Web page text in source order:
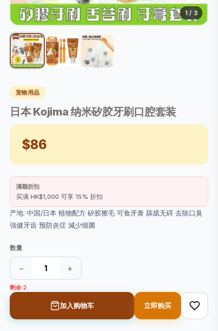
1 / 3
宠物用品
日本 Kojima 纳米矽胶牙刷口腔套装
$86
满额折扣
买满 HK$1,000 可享 15% 折扣
产地: 中国/日本 植物配方 矽胶擦毛 可食牙膏 舔舐无碍 去除口臭
強健牙齿 预防炎症 減少细菌
数量
− +
剩余 2
加入购物车 立即购买